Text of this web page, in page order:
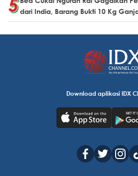
dari India, Barang Bukti 10 Kg
Download aplikasi IDX